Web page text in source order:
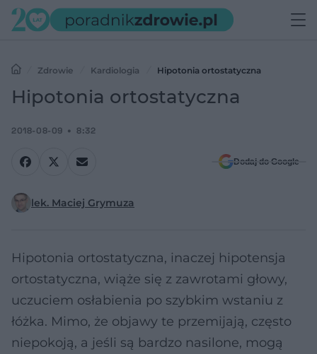
Zdrowie Kardiologia Hipotonia ortostatyczna
Hipotonia ortostatyczna
2018-08-09 8:32
Dodaj do Google
lek. Maciej Grymuza
Hipotonia ortostatyczna, inaczej hipotensja
ortostatyczna, wiąże się z zawrotami głowy,
uczuciem osłabienia po szybkim wstaniu z
łóżka. Mimo, że objawy te przemijają, często
niepokoją, a jeśli są bardzo nasilone, mogą